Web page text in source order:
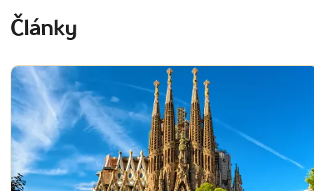
Články